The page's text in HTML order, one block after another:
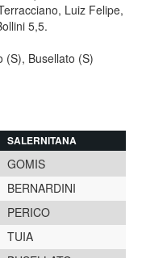
Luiz Felipe,
5,5.
(S), Busellato (S)
SALERNITANA
GOMIS
BERNARDINI
PERICO
TUIA